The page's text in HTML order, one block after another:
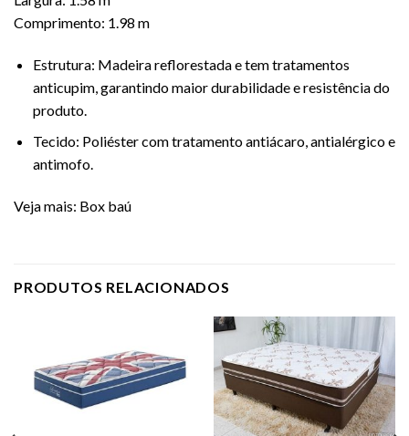
Comprimento: 1.98 m
Estrutura: Madeira reflorestada e tem tratamentos
anticupim, garantindo maior durabilidade e resistência do
produto.
Tecido: Poliéster com tratamento antiácaro, antialérgico e
antimofo.
Veja mais: Box baú
PRODUTOS RELACIONADOS